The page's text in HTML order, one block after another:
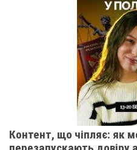
Контент, що чіпляє: як